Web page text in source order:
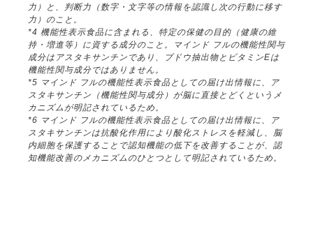
力）と、判断力（数字・文字等の情報を認識し次の行動に移す
力）のこと。
*4 機能性表示食品に含まれる、特定の保健の目的（健康の維
持・増進等）に資する成分のこと。マインド フルの機能性関与
成分はアスタキサンチンであり、ブドウ抽出物とビタミンEは
機能性関与成分ではありません。
*5 マインド フルの機能性表示食品としての届け出情報に、ア
スタキサンチン（機能性関与成分）が脳に直接とどくというメ
カニズムが明記されているため。
*6 マインド フルの機能性表示食品としての届け出情報に、ア
スタキサンチンは抗酸化作用により酸化ストレスを軽減し、脳
内細胞を保護することで認知機能の低下を改善することが、認
知機能改善のメカニズムのひとつとして明記されているため。